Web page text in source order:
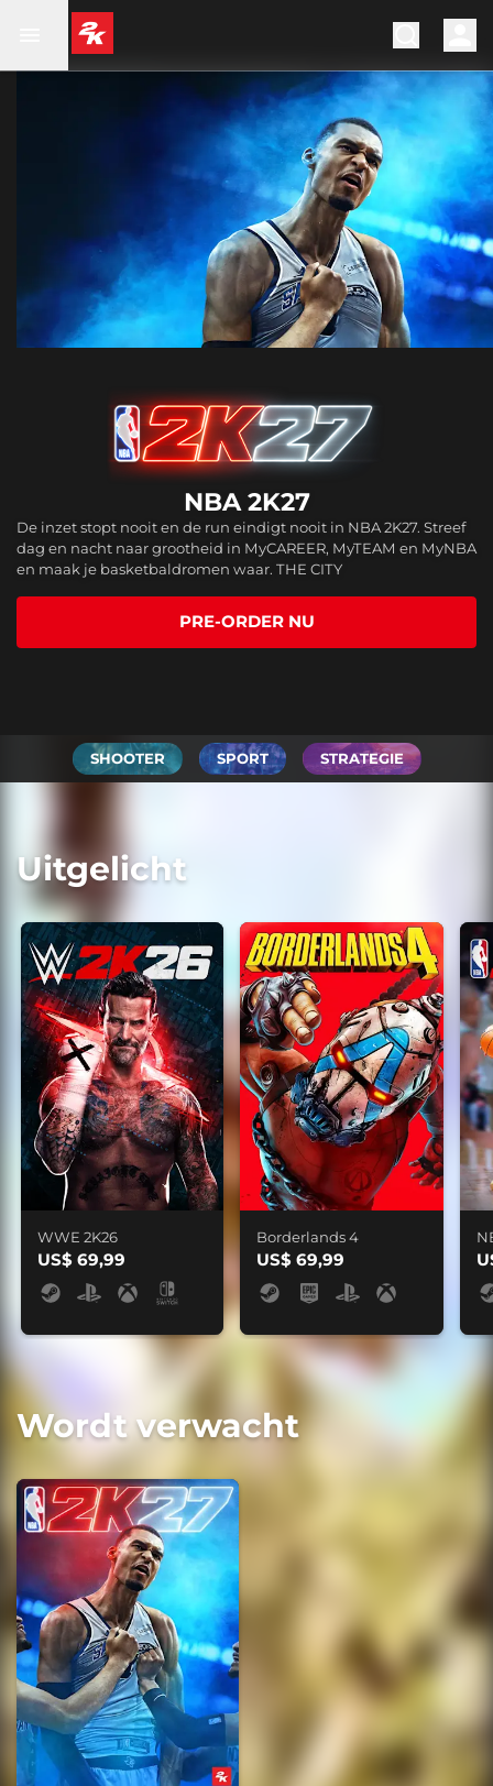
NBA 2K27
De inzet stopt nooit en de run eindigt nooit in NBA 2K27. Streef
dag en nacht naar grootheid in MyCAREER, MyTEAM en MyNBA
en maak je basketbaldromen waar. THE CITY
PRE-ORDER NU
WWE 2K26
The show never stops in WWE 2K26! Featuring 400+ Superstars
and Legends, all-new match types, CM Punk’s Showcase, and
more.
NU KOPEN
Borderlands 4
Borderlands 4 is een chaotische looter shooter, boordevol met
miljarden wapens, dodelijke vijanden en intense co-op actie.
Ontsnap van een gevaarlijke, verborgen planeet als een van
SHOOTER SPORT STRATEGIE
Uitgelicht
WWE 2K26
US$ 69,99
Borderlands 4
US$ 69,99
Wordt verwacht